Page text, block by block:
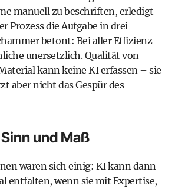
manuell zu beschriften, erledigt
Prozess die Aufgabe in drei
betont: Bei aller Effizienz
unersetzlich. Qualität von
kann keine KI erfassen – sie
aber nicht das Gespür des
und Maß
waren sich einig: KI kann dann
entfalten, wenn sie mit Expertise,